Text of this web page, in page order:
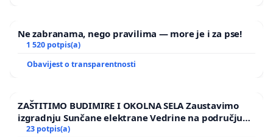
Ne zabranama, nego pravilima — more je i za pse!
1 520 potpis(a)
Obavijest o transparentnosti
ZAŠTITIMO BUDIMIRE I OKOLNA SELA Zaustavimo
izgradnju Sunčane elektrane Vedrine na području
Ugljana
23 potpis(a)